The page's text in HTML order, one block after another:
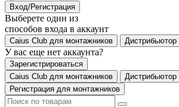
Вход/Регистрация
Выберете один из
способов входа в аккаунт
Caius Club для монтажников Дистрибьютор
У вас еще нет аккаунта?
Зарегистрироваться
Caius Club для монтажников
Дистрибьютор
Регистрация для монтажников